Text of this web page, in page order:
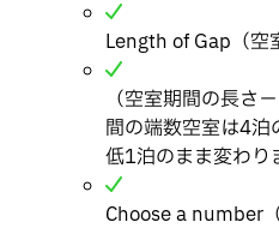
Length of Gap（空
（空室期間の長さ
間の端数空室は4
低1泊のまま変わり
Choose a number